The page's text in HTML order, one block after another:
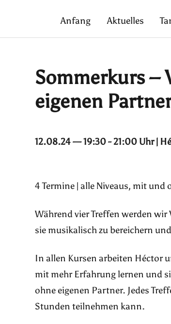
Anfang Aktuelles
Sommerkurs –
eigenen
12.08.24 — 19:30 - 21:00 Uhr |
4 Termine | alle Niveaus, mit und
Während vier Treffen werden
sie musikalisch zu bereichern
In allen Kursen arbeiten Héctor
mit mehr Erfahrung lernen und
ohne eigenen Partner. Jedes
Stunden teilnehmen kann.